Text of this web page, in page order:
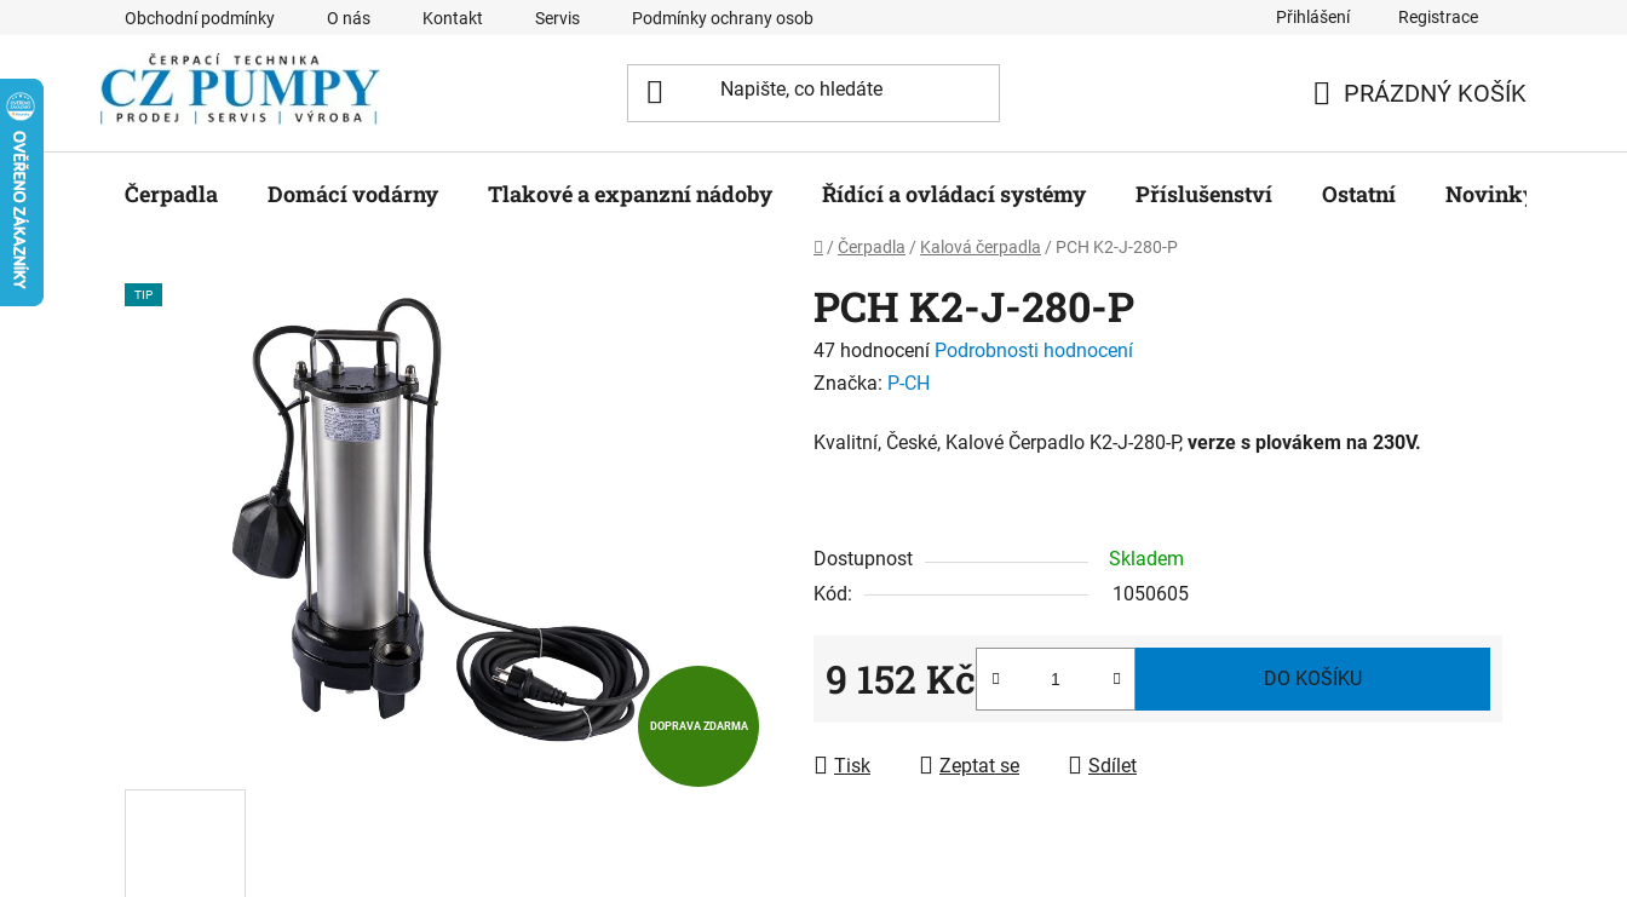
Obchodní podmínky O nás Kontakt Servis Podmínky ochrany osobních údajů Přihlášení Registrace
KOŠÍK
PRÁZDNÝ KOŠÍK
Čerpadla Domácí vodárny Tlakové a expanzní nádoby Řídící a ovládací systémy Příslušenství Ostatní Novinky
Domů
/ Čerpadla / Kalová čerpadla / PCH K2-J-280-P
PCH K2-J-280-P
Průměrné
hodnocení
je
47 hodnocení Podrobnosti hodnocení
Značka: P-CH
Kvalitní, České, Kalové Čerpadlo K2-J-280-P, verze s plovákem na 230V.
Dostupnost
Skladem
Kód:
1050605
9 152 Kč DO KOŠÍKU
Tisk Zeptat se Sdílet
TIP
DOPRAVA ZDARMA